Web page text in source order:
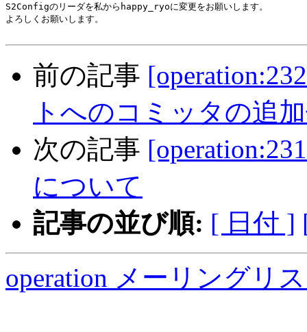
S2Configのリーダを私からhappy_ryoに変更をお願いします。
よろしくお願いします。
前の記事
トへのコミッタの追
次の記事
について
記事の並び順: [ 日付 ]
operation メーリングリ